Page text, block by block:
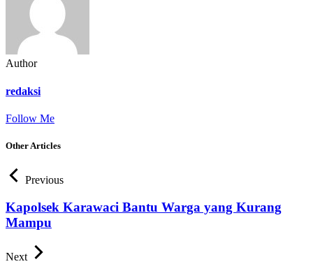
Author
redaksi
Follow Me
Other Articles
Previous
Kapolsek Karawaci Bantu Warga yang Kurang
Mampu
Next